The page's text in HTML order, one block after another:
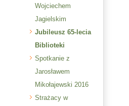
Wojciechem
Jagielskim
Jubileusz 65-lecia
Biblioteki
Spotkanie z
Jarosławem
Mikołajewski 2016
Strażacy w